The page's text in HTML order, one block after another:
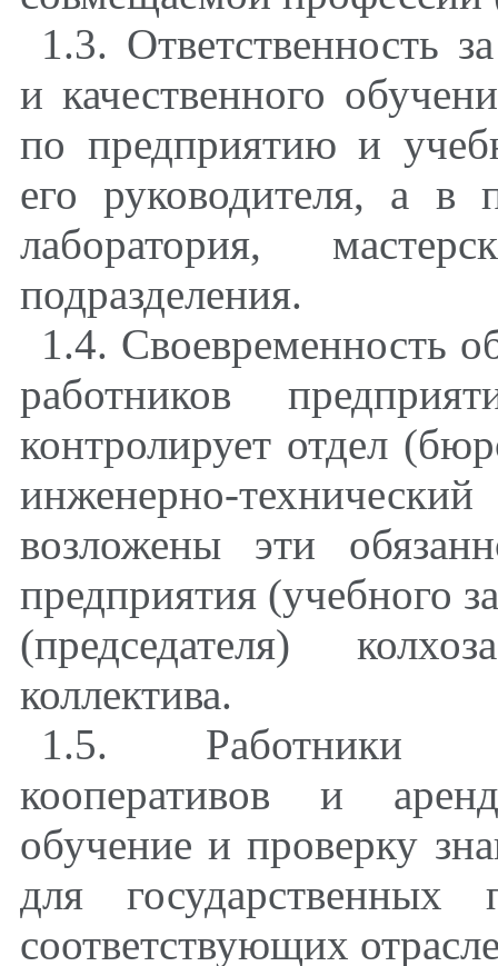
1.3. Ответственность
и качественного
по предприятию и
его руководителя, а в
лаборатория,
подразделения.
1.4. Своевременность
работников
контролирует отдел
инженерно-
возложены эти
предприятия (учебного
(председателя)
коллектива.
1.5. Работники
кооперативов и
обучение и проверку
для государственных
соответствующих